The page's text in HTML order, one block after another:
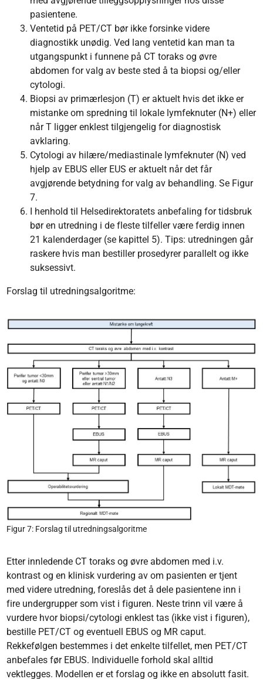
pasientene.
Ventetid på PET/CT bør ikke forsinke videre
diagnostikk unødig. Ved lang ventetid kan man ta
utgangspunkt i funnene på CT toraks og øvre
abdomen for valg av beste sted å ta biopsi og/eller
cytologi.
Biopsi av primærlesjon (T) er aktuelt hvis det ikke er
mistanke om spredning til lokale lymfeknuter (N+) eller
når T ligger enklest tilgjengelig for diagnostisk
avklaring.
Cytologi av hilære/mediastinale lymfeknuter (N) ved
hjelp av EBUS eller EUS er aktuelt når det får
avgjørende betydning for valg av behandling. Se Figur
7.
I henhold til Helsedirektoratets anbefaling for tidsbruk
bør en utredning i de fleste tilfeller være ferdig innen
21 kalenderdager (se kapittel 5). Tips: utredningen går
raskere hvis man bestiller prosedyrer parallelt og ikke
suksessivt.
Forslag til utredningsalgoritme:
Figur 7: Forslag til utredningsalgoritme
Etter innledende CT toraks og øvre abdomen med i.v.
kontrast og en klinisk vurdering av om pasienten er tjent
med videre utredning, foreslås det å dele pasientene inn i
fire undergrupper som vist i figuren. Neste trinn vil være å
vurdere hvor biopsi/cytologi enklest tas (ikke vist i figuren),
bestille PET/CT og eventuell EBUS og MR caput.
Rekkefølgen bestemmes i det enkelte tilfellet, men PET/CT
anbefales før EBUS. Individuelle forhold skal alltid
vektlegges. Modellen er et forslag og ikke en absolutt fasit.